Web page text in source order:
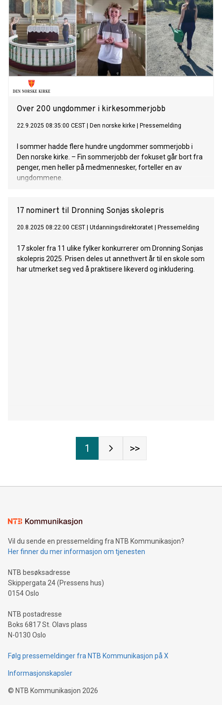
Over 200 ungdommer i kirkesommerjobb
22.9.2025 08:35:00 CEST Den norske kirke Pressemelding
I sommer hadde flere hundre ungdommer sommerjobb i
Den norske kirke. – Fin sommerjobb der fokuset går bort fra
penger, men heller på medmennesker, forteller en av
ungdommene.
17 nominert til Dronning Sonjas skolepris
20.8.2025 08:22:00 CEST Utdanningsdirektoratet Pressemelding
17 skoler fra 11 ulike fylker konkurrerer om Dronning Sonjas
skolepris 2025. Prisen deles ut annethvert år til en skole som
har utmerket seg ved å praktisere likeverd og inkludering.
1 >>
Vil du sende en pressemelding fra NTB Kommunikasjon?
Her finner du mer informasjon om tjenesten
NTB besøksadresse
Skippergata 24 (Pressens hus)
0154 Oslo
NTB postadresse
Boks 6817 St. Olavs plass
N-0130 Oslo
Følg pressemeldinger fra NTB Kommunikasjon på X
Informasjonskapsler
© NTB Kommunikasjon 2026